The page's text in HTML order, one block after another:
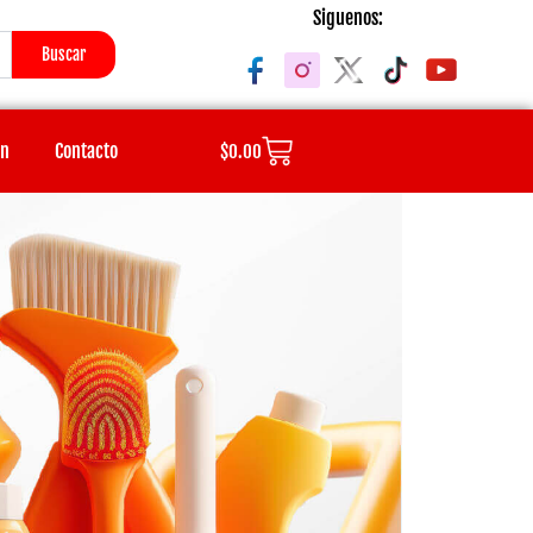
Buscar
Siguenos:
Contacto $0.00Cart